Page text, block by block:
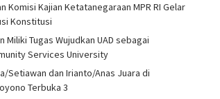
Polianthes Juara
Ganda Putri
Terbuka 3
KKN 32 UNIMMA
Produk Secara
Komisi Kajian Ketatanegaraan MPR RI Gelar
Konstitusi
Miliki Tugas Wujudkan UAD sebagai
Services University
Setiawan dan Irianto/Anas Juara di
Terbuka 3